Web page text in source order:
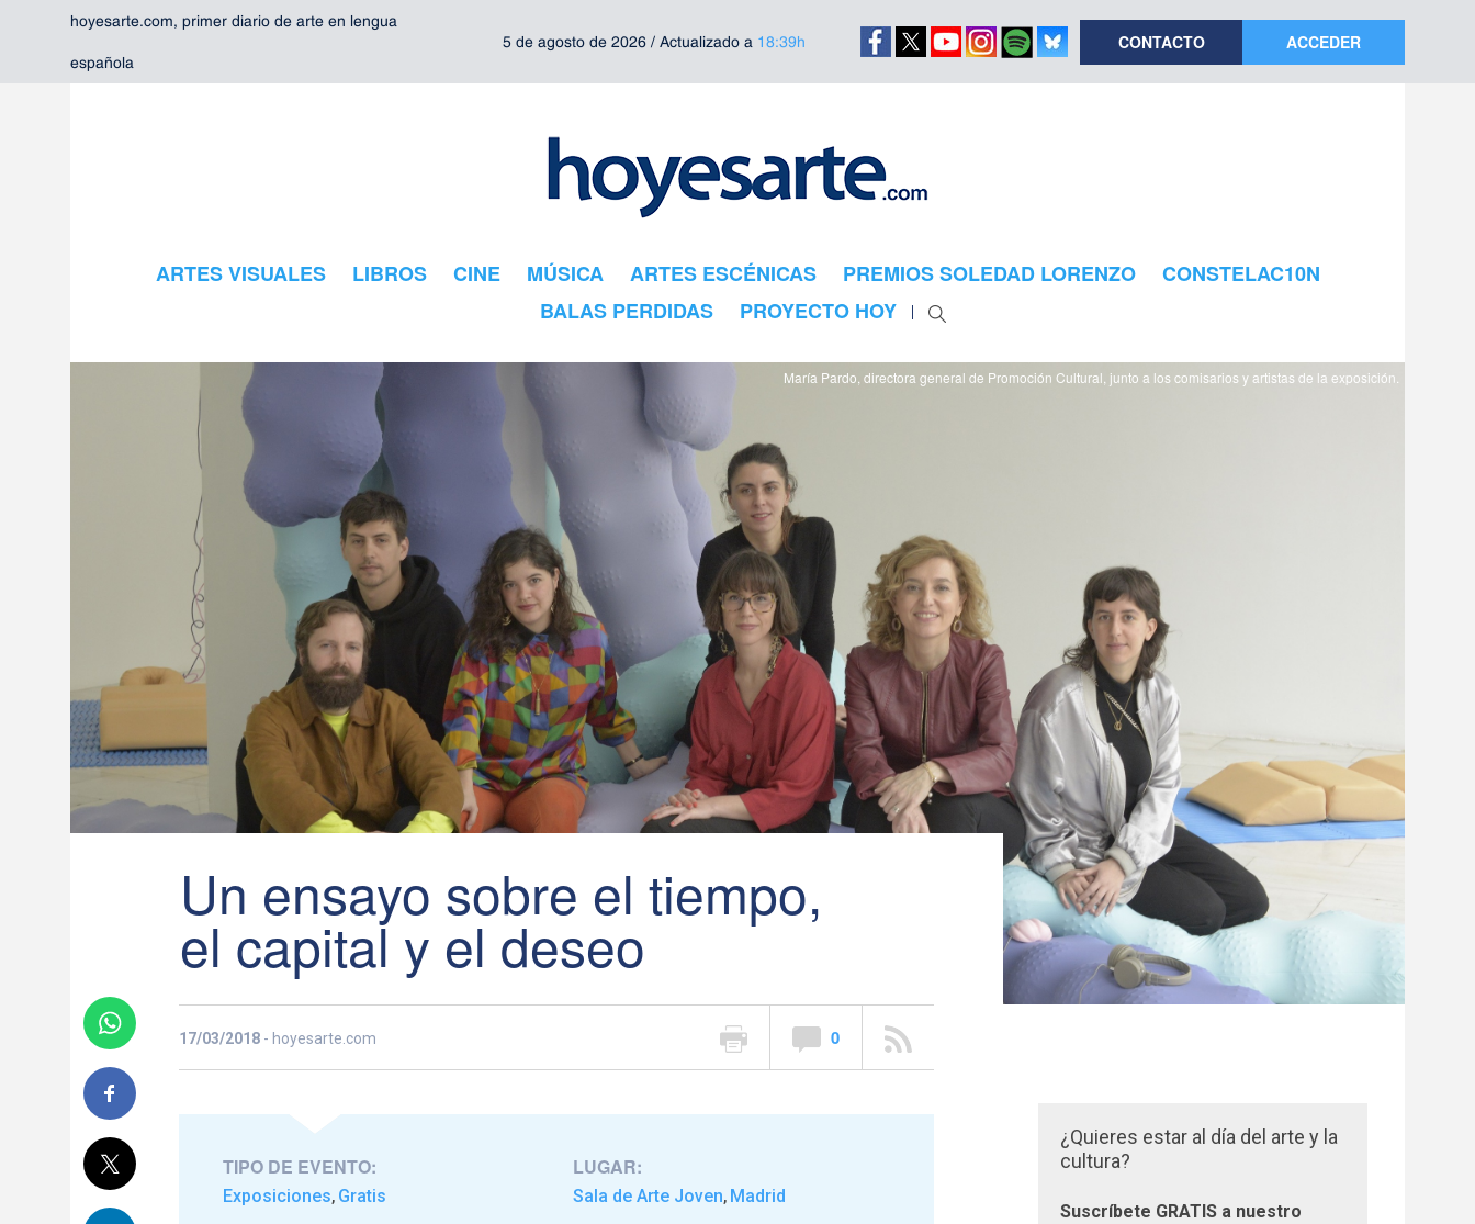
hoyesarte.com, primer diario de arte en lengua
española
5 de agosto de 2026 / Actualizado a 18:39h CONTACTO ACCEDER
ARTES VISUALES LIBROS CINE MÚSICA ARTES ESCÉNICAS PREMIOS SOLEDAD LORENZO
CONSTELAC10N
BALAS PERDIDAS
PROYECTO HOY
María Pardo, directora general de Promoción Cultural, junto a los comisarios y artistas de la exposición.
Un ensayo sobre el tiempo,
el capital y el deseo
17/03/2018 - hoyesarte.com 0
TIPO DE EVENTO:
Exposiciones, Gratis
LUGAR:
Sala de Arte Joven, Madrid
¿Quieres estar al día del arte y la
cultura?
Suscríbete GRATIS a nuestro